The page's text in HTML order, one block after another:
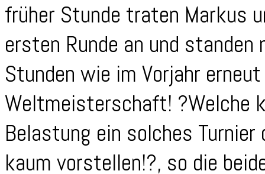
früher Stunde traten Markus
ersten Runde an und
Stunden wie im Vorjahr
Weltmeisterschaft! ?Welche
Belastung ein solches
kaum vorstellen!?, so die